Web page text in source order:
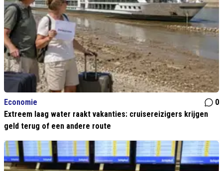
Economie
0
Extreem laag water raakt vakanties: cruisereizigers krijgen
geld terug of een andere route